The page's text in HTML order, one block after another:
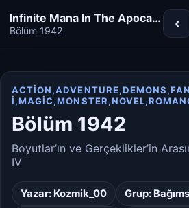
Infinite Mana In The Apocalypse
Bölüm 1942 ‹
Koyu
Bölüm 1942
Boyutlar’ın ve Gerçeklikler’in
IV
Yazar: Kozmik_00 Grup: